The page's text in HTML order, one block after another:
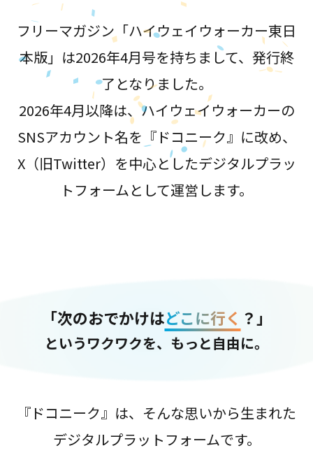
フリーマガジン「ハイウェイウォーカー東日
本版」は2026年4月号を持ちまして、発行終
了となりました。
2026年4月以降は、ハイウェイウォーカーの
SNSアカウント名を『ドコニーク』に改め、
X（旧Twitter）を中心としたデジタルプラッ
トフォームとして運営します。
「次のおでかけはどこに行く ？」
というワクワクを、もっと自由に。
『ドコニーク』は、そんな思いから生まれた
デジタルプラットフォームです。